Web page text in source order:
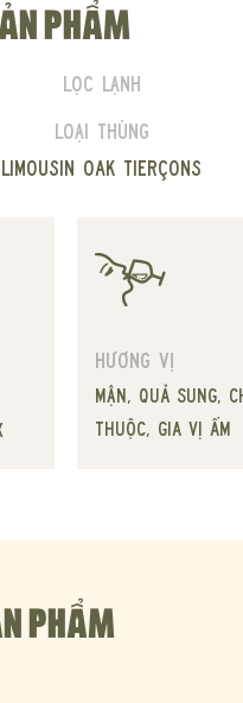
PHẨM
Lọc lạnh
Loại thùng
Limousin Oak Tierçons
Hương vị
mận, quả sung,
thuộc, gia vị ấm
PHẨM